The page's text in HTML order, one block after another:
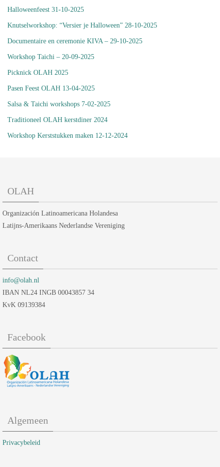
Halloweenfeest 31-10-2025
Knutselworkshop: “Versier je Halloween” 28-10-2025
Documentaire en ceremonie KIVA – 29-10-2025
Workshop Taichi – 20-09-2025
Picknick OLAH 2025
Pasen Feest OLAH 13-04-2025
Salsa & Taichi workshops 7-02-2025
Traditioneel OLAH kerstdiner 2024
Workshop Kerststukken maken 12-12-2024
OLAH
Organización Latinoamericana Holandesa
Latijns-Amerikaans Nederlandse Vereniging
Contact
info@olah.nl
IBAN NL24 INGB 00043857 34
KvK 09139384
Facebook
Algemeen
Privacybeleid